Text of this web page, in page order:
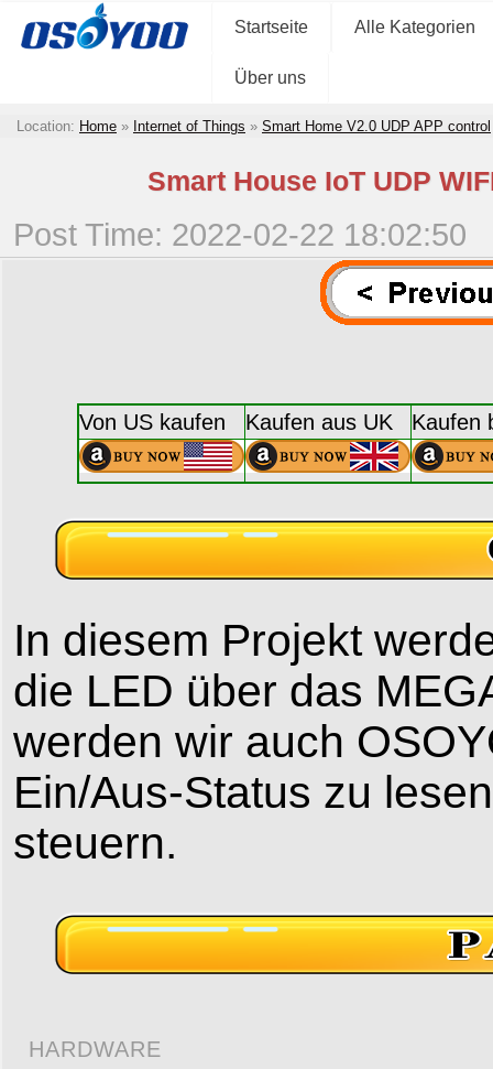
Startseite Alle Kategorien
Über uns
Location: Home » Internet of Things » Smart Home V2.0 UDP APP control
Smart House IoT UDP
Post Time: 2022-02-22 18:02:50
Von US kaufen Kaufen aus UK Kaufen
In diesem Projekt
die LED über das
werden wir auch
Ein/Aus-Status zu
steuern.
HARDWARE